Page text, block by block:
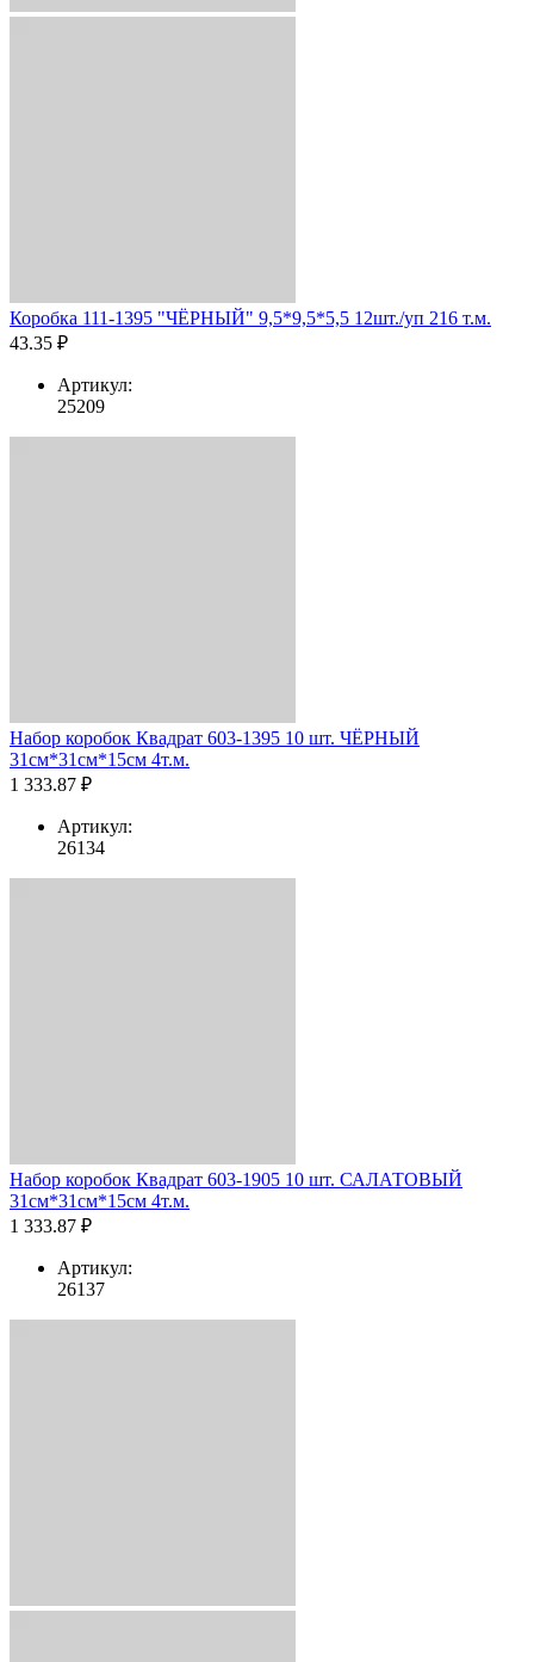
Коробка 111-1395 "ЧЁРНЫЙ" 9,5*9,5*5,5 12шт./уп 216 т.м.
43.35 ₽
Артикул:
25209
Набор коробок Квадрат 603-1395 10 шт. ЧЁРНЫЙ
31см*31см*15см 4т.м.
1 333.87 ₽
Артикул:
26134
Набор коробок Квадрат 603-1905 10 шт. САЛАТОВЫЙ
31см*31см*15см 4т.м.
1 333.87 ₽
Артикул:
26137